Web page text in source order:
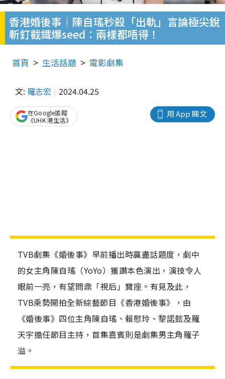
香港婚後事｜陳自瑤秒殺「出軌」言論極尖銳
斬釘截鐵爆seed：兩樣都唔得！
首頁 生活話題 電影劇集
文: 羅志宏 2024.04.25
用 App 睇文
在Google追蹤
《UHK 港生活》
TVB劇集《婚後事》早前播出時贏盡話題度，劇中
的女主角陳自瑤（YoYo）獲讚本色演出，演技令人
眼前一亮，有望問鼎「視后」寶座。有見及此，
TVB乘勢開拍全新綜藝節目《香港婚後事》，由
《婚後事》四位主角陳自瑤、賴慰玲、黎諾懿及羅
天宇擔任節目主持，首集嘉賓則是劇集男主角羅子
溢。